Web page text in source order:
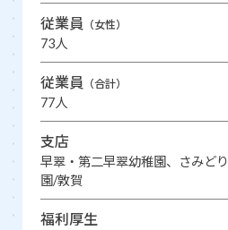
従業員 （女性）
73人
従業員 （合計）
77人
支店
早翠・第二早翠幼稚園、さみど
園/敦賀
福利厚生